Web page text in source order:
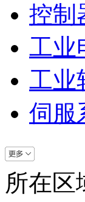
控制
工业
工业
伺服
所在区